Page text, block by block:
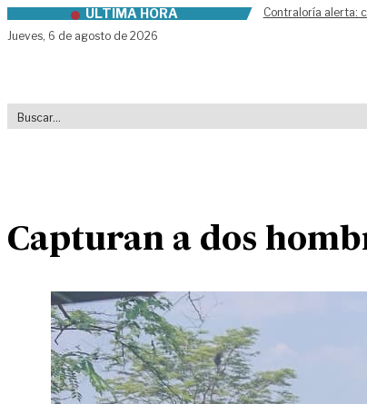
Skip to contentÚLTIMA HORA
Contraloría alerta:
Jueves, 6 de agosto de 2026
Capturan a dos